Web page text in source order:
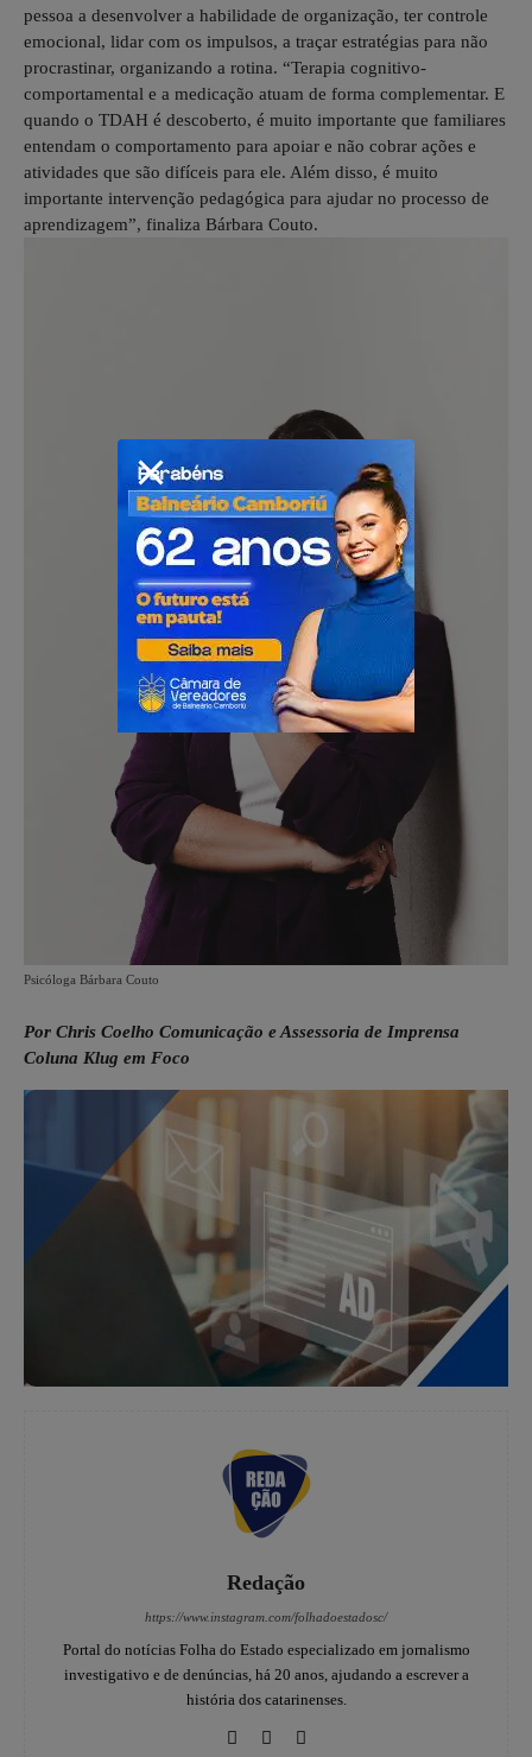
pessoa a desenvolver a habilidade de organização, ter controle
emocional, lidar com os impulsos, a traçar estratégias para não
procrastinar, organizando a rotina. “Terapia cognitivo-
comportamental e a medicação atuam de forma complementar. E
quando o TDAH é descoberto, é muito importante que familiares
entendam o comportamento para apoiar e não cobrar ações e
atividades que são difíceis para ele. Além disso, é muito
importante intervenção pedagógica para ajudar no processo de
aprendizagem”, finaliza Bárbara Couto.
Psicóloga Bárbara Couto
Por Chris Coelho Comunicação e Assessoria de Imprensa
Coluna Klug em Foco
Redação
https://www.instagram.com/folhadoestadosc/
Portal do notícias Folha do Estado especializado em jornalismo
investigativo e de denúncias, há 20 anos, ajudando a escrever a
história dos catarinenses.